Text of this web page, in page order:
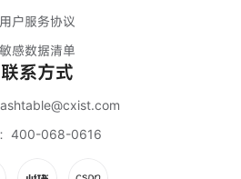
用户服务协议
敏感数据清单
联系方式
400-068-0616